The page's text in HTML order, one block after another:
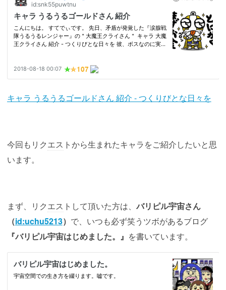
キャラ うるうるゴールドさん 紹介 - つくりびとな日々を
今回もリクエス トから生まれたキャラをご紹介したいと思
います。
まず、リクエス トして頂いた方は、バリピル宇宙さん
（id:uchu5213） で、いつも必ず笑うツボがあるブログ
『バリピル宇宙はじめました。』 を書いています。